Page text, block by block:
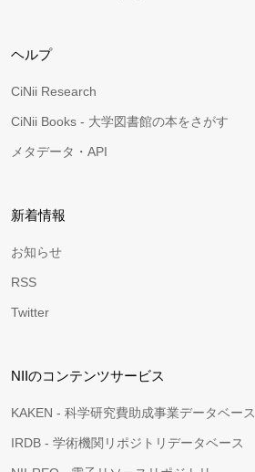
ヘルプ
CiNii Research
CiNii Books - 大学図書館の本をさがす
メタデータ・API
新着情報
お知らせ
RSS
Twitter
NIIのコンテンツサービス
KAKEN - 科学研究費助成事業データベース
IRDB - 学術機関リポジトリデータベース